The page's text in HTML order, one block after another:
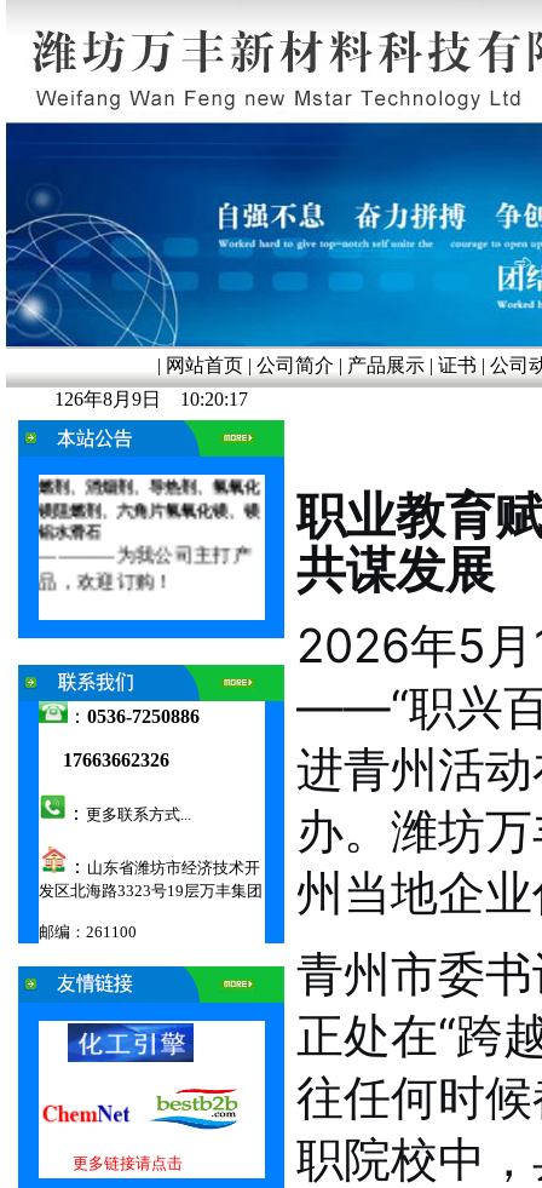
| 网站首页| 公司简介 | 产品展示| 证书 | 公司
126年8月9日 10:20:18
友情提示：CPE专 用轻
活性氧化镁 改性氧化镁阻燃
剂、活性氢氧化铝、无机复合阻
燃剂、消烟剂、导热剂、氢氧化
镁阻燃剂、六角片氢氧化镁、镁
铝水滑石
————为我公司主打产
品，欢迎订购！
： 0536-7250886
17663662326
： 更多联系方式...
： 山东省潍坊市经济技术开
发区北海路3323号19层万丰集团
邮编：261100
更多链接请点击
职业教育
共谋发展
2026年5
——“职兴百
进青州活
办。潍坊
州当地企
青州市委
正处在“跨
往任何时
职院校中